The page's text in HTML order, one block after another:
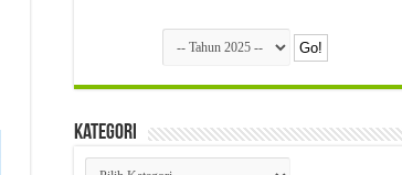
Kategori
Kategori